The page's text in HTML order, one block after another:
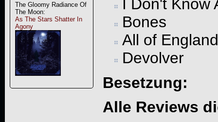
The Gloomy Radiance Of
The Moon:
As The Stars Shatter In
Agony
I Don't Know
Bones
All of
Devolver
Besetzung:
Alle Reviews